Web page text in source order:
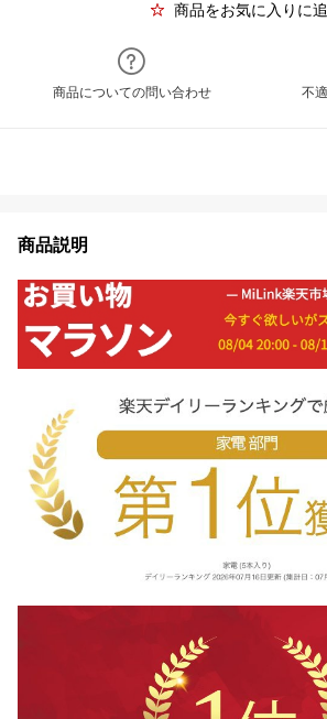
商品をお気に入りに
商品についての問い合わせ 不
商品説明